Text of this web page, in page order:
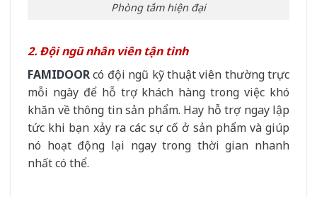
Phòng tắm hiện đại
2. Đội ngũ nhân viên tận tình
FAMIDOORcó đội ngũ kỹ thuật viên thường trực
mỗi ngày để hỗ trợ khách hàng trong việc khó
khăn về thông tin sản phẩm. Hay hỗ trợ ngay lập
tức khi bạn xảy ra các sự cố ở sản phẩm và giúp
nó hoạt động lại ngay trong thời gian nhanh
nhất có thể.